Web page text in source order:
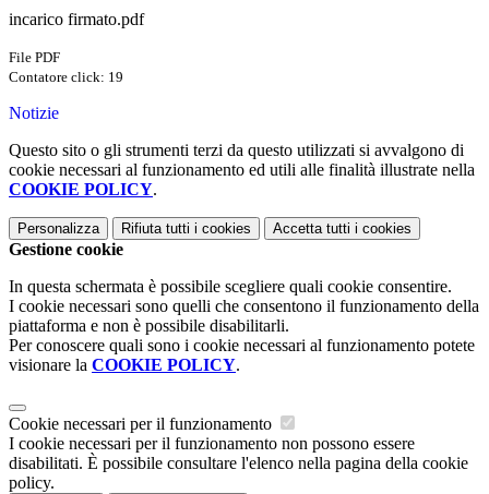
incarico firmato.pdf
File PDF
Contatore click: 19
Notizie
Questo sito o gli strumenti terzi da questo utilizzati si avvalgono di
cookie necessari al funzionamento ed utili alle finalità illustrate nella
COOKIE POLICY.
Personalizza Rifiuta tutti i cookies Accetta tutti i cookies
Gestione cookie
In questa schermata è possibile scegliere quali cookie consentire.
I cookie necessari sono quelli che consentono il funzionamento della
piattaforma e non è possibile disabilitarli.
Per conoscere quali sono i cookie necessari al funzionamento potete
visionare la COOKIE POLICY.
Cookie necessari per il funzionamento
I cookie necessari per il funzionamento non possono essere
disabilitati. È possibile consultare l'elenco nella pagina della cookie
policy.